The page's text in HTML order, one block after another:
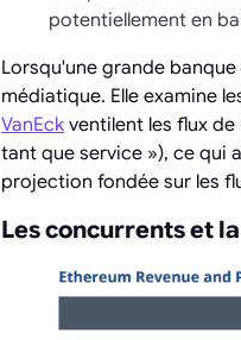
potentiellement en
Lorsqu'une grande
médiatique. Elle examine
VanEck ventilent les flux
tant que service »), ce qui
projection fondée sur les
Les concurrents et